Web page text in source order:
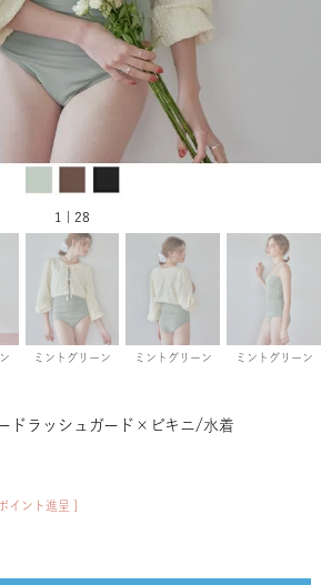
1 | 28
ミントグリーン ミントグリーン ミントグリーン
ドラッシュガード×ビキニ/水着
イント進呈 ]